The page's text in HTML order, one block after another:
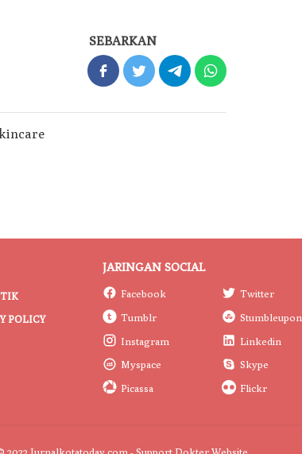
SEBARKAN
POLICY
JARINGAN SOCIAL
Facebook Twitter
Tumblr
Stumbleupon
Instagram
Linkedin
Myspace
Skype
Picassa
Flickr
Jurnalkotatoday.com - Support Dokter Website